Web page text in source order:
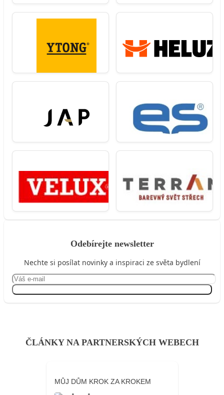
Odebírejte newsletter
Nechte si posílat novinky a inspiraci ze světa bydlení
ČLÁNKY NA PARTNERSKÝCH WEBECH
MŮJ DŮM KROK ZA KROKEM